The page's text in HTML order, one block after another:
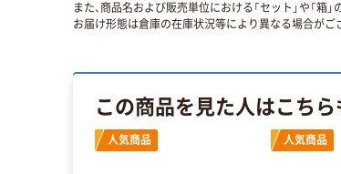
また、商品名および販売単位における「セット」や「箱
お届け形態は倉庫の在庫状況等により異なる場合がご
この商品を見た人はこち
人気商品 人気商品